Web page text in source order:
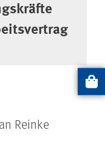
Reinke
Artikel